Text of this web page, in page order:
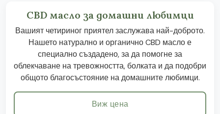
CBD масло за домашни любимци
Вашият четириног приятел заслужава най-доброто.
Нашето натурално и органично CBD масло е
специално създадено, за да помогне за
облекчаване на тревожността, болката и да подобри
общото благосъстояние на домашните любимци.
Виж цена